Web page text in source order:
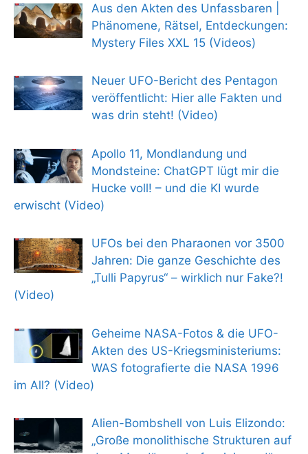
Aus den Akten des Unfassbaren |
Phänomene, Rätsel, Entdeckungen:
Mystery Files XXL 15 (Videos)
Neuer UFO-Bericht des Pentagon
veröffentlicht: Hier alle Fakten und
was drin steht! (Video)
Apollo 11, Mondlandung und
Mondsteine: ChatGPT lügt mir die
Hucke voll! – und die KI wurde
erwischt (Video)
UFOs bei den Pharaonen vor 3500
Jahren: Die ganze Geschichte des
„Tulli Papyrus“ – wirklich nur Fake?!
(Video)
Geheime NASA-Fotos & die UFO-
Akten des US-Kriegsministeriums:
WAS fotografierte die NASA 1996
im All? (Video)
Alien-Bombshell von Luis Elizondo:
„Große monolithische Strukturen auf